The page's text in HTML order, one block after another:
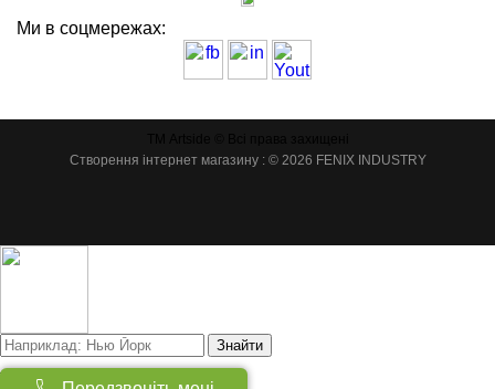
Ми в соцмережах:
Створення інтернет магазину : © 2026 FENIX INDUSTRY
Знайти
Товарів: